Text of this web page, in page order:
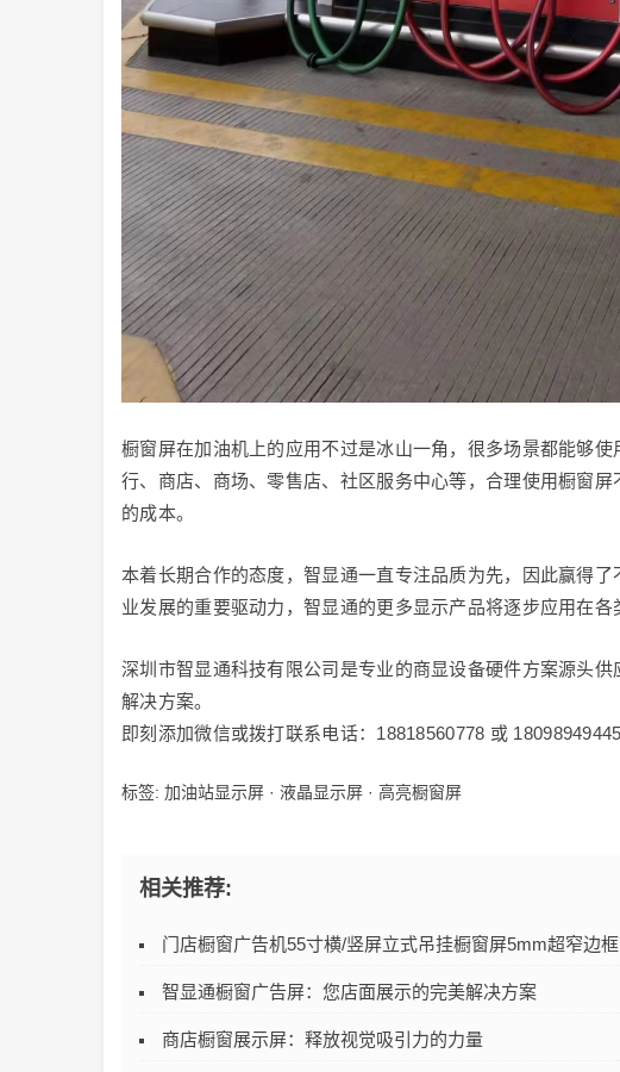
橱窗屏在加油机上的应用不过是冰山一角，很多场景都能够
行、商店、商场、零售店、社区服务中心等，合理使用橱窗
的成本。
本着长期合作的态度，智显通一直专注品质为先，因此赢得
业发展的重要驱动力，智显通的更多显示产品将逐步应用在各
深圳市智显通科技有限公司是专业的商显设备硬件方案源头
解决方案。
即刻添加微信或拨打联系电话：18818560778 或
标签: 加油站显示屏 · 液晶显示屏 · 高亮橱窗屏
相关推荐:
门店橱窗广告机55寸横/竖屏立式吊挂橱窗屏5mm超窄边
智显通橱窗广告屏：您店面展示的完美解决方案
商店橱窗展示屏：释放视觉吸引力的力量